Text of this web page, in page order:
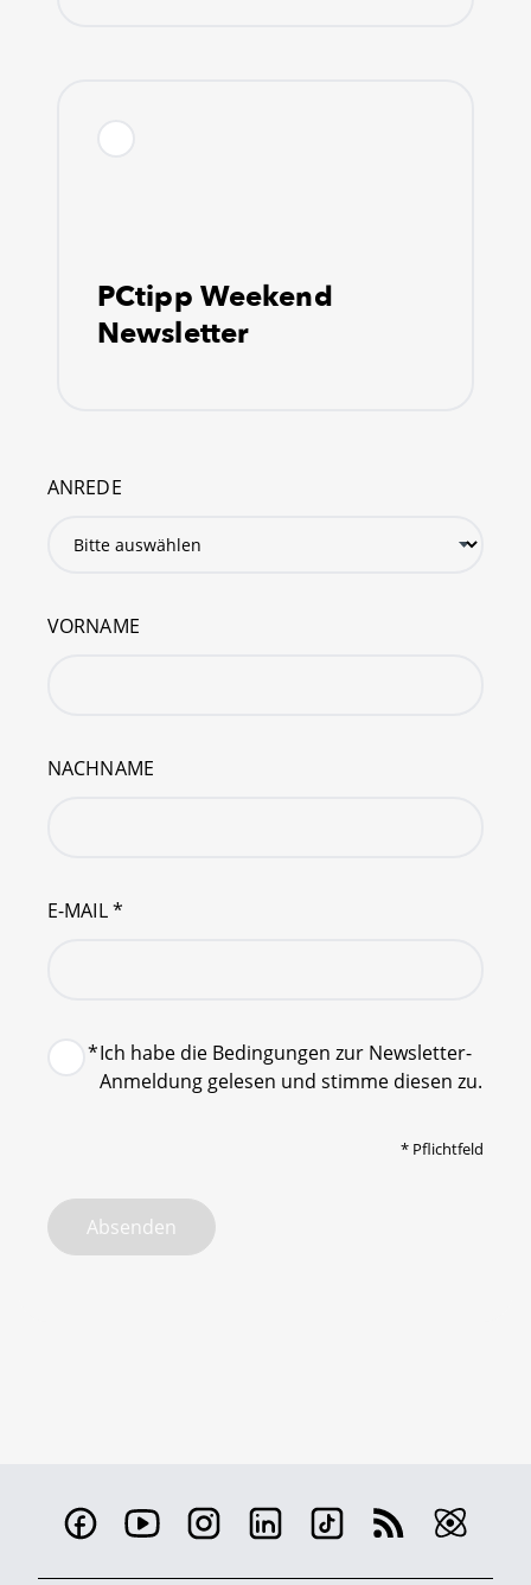
PCtipp Weekend
Newsletter
ANREDE
VORNAME
NACHNAME
E-MAIL*
*Ich habe die Bedingungen zur Newsletter-
Anmeldung gelesen und stimme diesen zu.
* Pflichtfeld
Absenden